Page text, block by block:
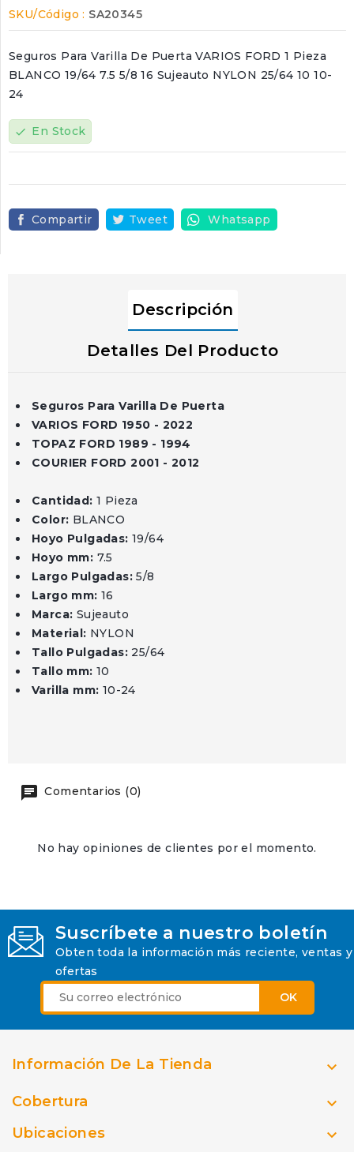
SKU/Código : SA20345
Seguros Para Varilla De Puerta VARIOS FORD 1 Pieza
BLANCO 19/64 7.5 5/8 16 Sujeauto NYLON 25/64 10 10-
24
check En Stock
Compartir Tweet Whatsapp
Descripción
Detalles Del Producto
Seguros Para Varilla De Puerta
VARIOS FORD 1950 - 2022
TOPAZ FORD 1989 - 1994
COURIER FORD 2001 - 2012
Cantidad: 1 Pieza
Color: BLANCO
Hoyo Pulgadas: 19/64
Hoyo mm: 7.5
Largo Pulgadas: 5/8
Largo mm: 16
Marca: Sujeauto
Material: NYLON
Tallo Pulgadas: 25/64
Tallo mm: 10
Varilla mm: 10-24
Comentarios (0)
No hay opiniones de clientes por el momento.
Suscríbete a nuestro boletín
Obten toda la información más reciente, ventas y
ofertas
Información De La Tienda 
Cobertura 
Ubicaciones 